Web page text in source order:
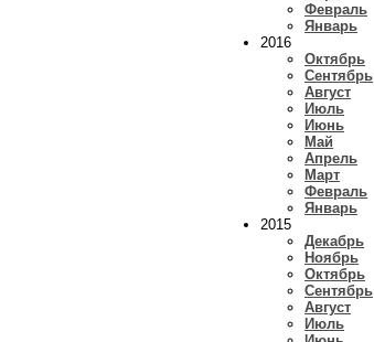
Февраль
Январь
2016
Октябрь
Сентябрь
Август
Июль
Июнь
Май
Апрель
Март
Февраль
Январь
2015
Декабрь
Ноябрь
Октябрь
Сентябрь
Август
Июль